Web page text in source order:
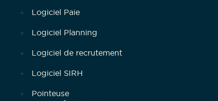
Logiciel Paie
Logiciel Planning
Logiciel de recrutement
Logiciel SIRH
Pointeuse